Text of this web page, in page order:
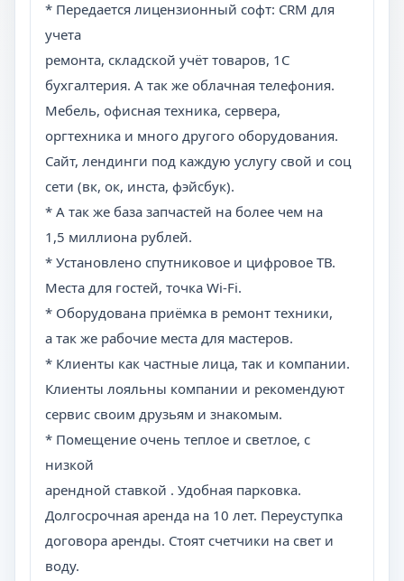
* Передается лицензионный софт: CRM для
учета
ремонта, складской учёт товаров, 1С
бухгалтерия. А так же облачная телефония.
Мебель, офисная техника, сервера,
оргтехника и много другого оборудования.
Сайт, лендинги под каждую услугу свой и соц
сети (вк, ок, инста, фэйсбук).
* А так же база запчастей на более чем на
1,5 миллиона рублей.
* Установлено спутниковое и цифровое ТВ.
Места для гостей, точка Wi-Fi.
* Оборудована приёмка в ремонт техники,
а так же рабочие места для мастеров.
* Клиенты как частные лица, так и компании.
Клиенты лояльны компании и рекомендуют
сервис своим друзьям и знакомым.
* Помещение очень теплое и светлое, с
низкой
арендной ставкой . Удобная парковка.
Долгосрочная аренда на 10 лет. Переуступка
договора аренды. Стоят счетчики на свет и
воду.